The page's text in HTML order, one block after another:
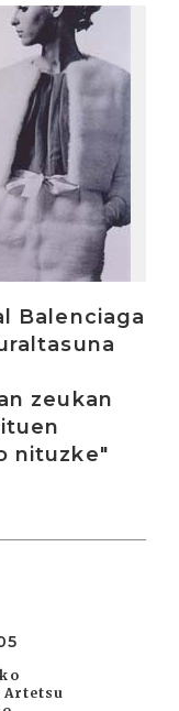
Balenciaga
zeukan
nituzke"
Artetsu